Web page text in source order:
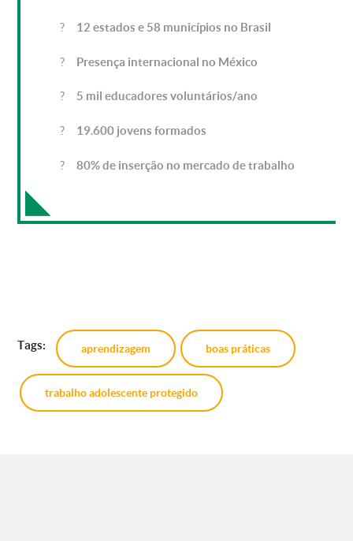
? 12 estados e 58 municípios no Brasil
? Presença internacional no México
? 5 mil educadores voluntários/ano
? 19.600 jovens formados
? 80% de inserção no mercado de trabalho
Tags: aprendizagem boas práticas
trabalho adolescente protegido